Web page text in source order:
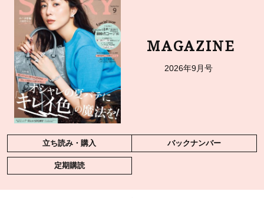
MAGAZINE
2026年9月号
立ち読み・購入 バックナンバー
定期購読